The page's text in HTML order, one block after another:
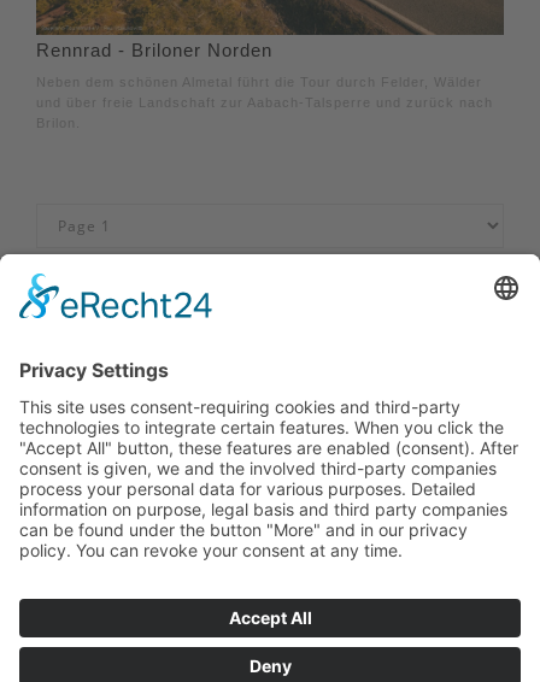
Rennrad - Briloner Norden
Neben dem schönen Almetal führt die Tour durch Felder, Wälder
und über freie Landschaft zur Aabach-Talsperre und zurück nach
Brilon.
Impressum|Contact us|Privacy policy | Declaration of
accessibility
Sauerland-Tourismus e.V. Johannes-Hummel-Weg 1 57392 Schmallenberg
T: +49 02974-96980 E: info@sauerland.com